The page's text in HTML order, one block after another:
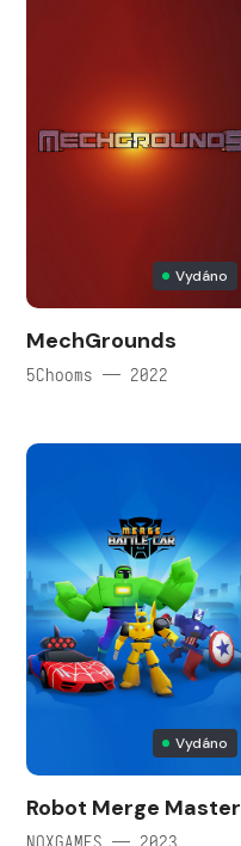
Vydáno
MechGrounds
5Chooms — 2022
Vydáno
Robot Merge Master